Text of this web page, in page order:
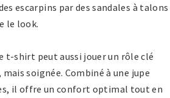
escarpins par des sandales à talons
le look.
t-shirt peut aussi jouer un rôle clé
soignée. Combiné à une jupe
il offre un confort optimal tout en